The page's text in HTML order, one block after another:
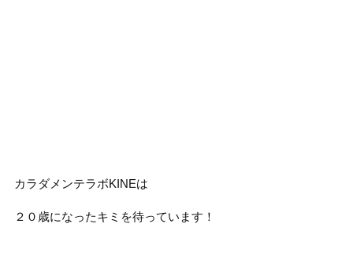
カラダメンテラボKINEは
２０歳になったキミを待っています！